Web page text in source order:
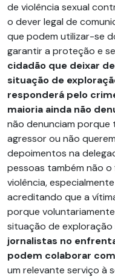
de violência sexual
o dever legal de
que podem utilizar-se
garantir a proteção e
cidadão que deixar
situação de
responderá pelo
maioria ainda não
não denunciam porque
agressor ou não
depoimentos na
pessoas também não o
violência,
acreditando que a
porque
situação de exploração
jornalistas no
podem colaborar
um relevante serviço à